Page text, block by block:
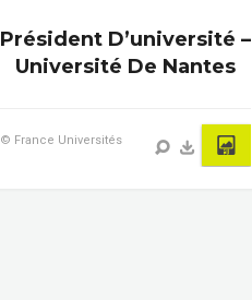
Président D’université –
Université De Nantes
© France Universités